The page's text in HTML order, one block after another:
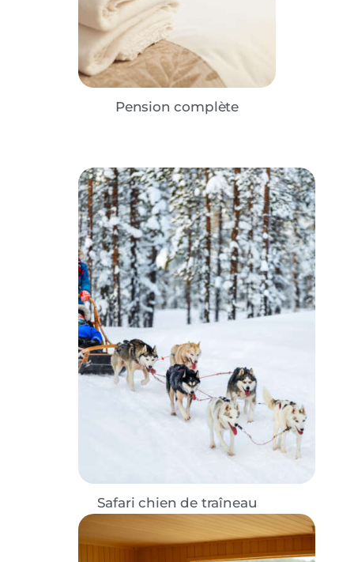
Pension complète
Safari chien de traîneau